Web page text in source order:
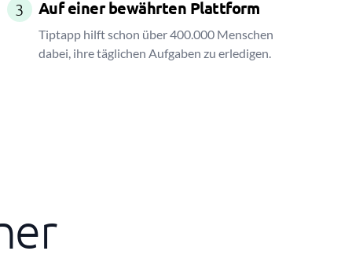
3 Auf einer bewährten Plattform
Tiptapp hilft schon über 400.000 Menschen
dabei, ihre täglichen Aufgaben zu erledigen.